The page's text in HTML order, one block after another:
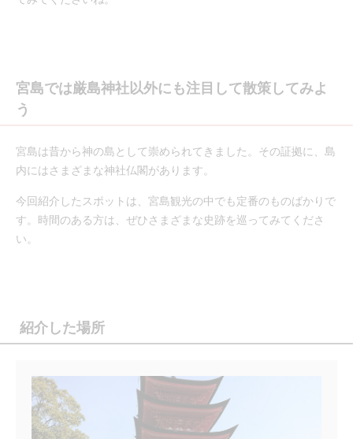
宮島では厳島神社以外にも注目して散策してみよ
う
宮島は昔から神の島として崇められてきました。その証拠に、島
内にはさまざまな神社仏閣があります。
今回紹介したスポットは、宮島観光の中でも定番のものばかりで
す。時間のある方は、ぜひさまざまな史跡を巡ってみてくださ
い。
紹介した場所